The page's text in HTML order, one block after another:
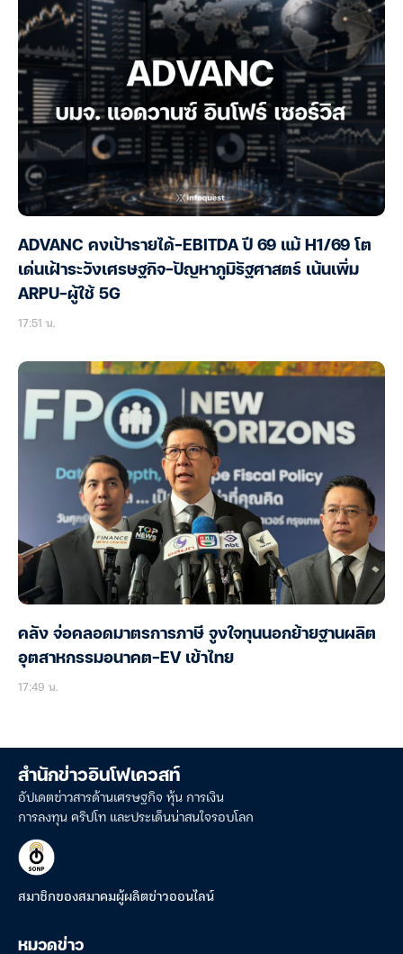
ADVANC คงเป้ารายได้-EBITDA ปี 69 แม้ H1/69 โต
เด่นเฝ้าระวังเศรษฐกิจ-ปัญหาภูมิรัฐศาสตร์ เน้นเพิ่ม
ARPU-ผู้ใช้ 5G
17:51 น.
คลัง จ่อคลอดมาตรการภาษี จูงใจทุนนอกย้ายฐานผลิต
อุตสาหกรรมอนาคต-EV เข้าไทย
17:49 น.
สำนักข่าวอินโฟเควสท์
อัปเดตข่าวสารด้านเศรษฐกิจ หุ้น การเงิน
การลงทุน คริปโท และประเด็นน่าสนใจรอบโลก
สมาชิกของสมาคมผู้ผลิตข่าวออนไลน์
หมวดข่าว